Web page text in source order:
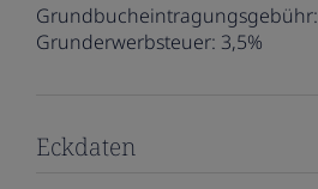
Grundbucheintragungsgebühr:
Grunderwerbsteuer: 3,5%
Eckdaten